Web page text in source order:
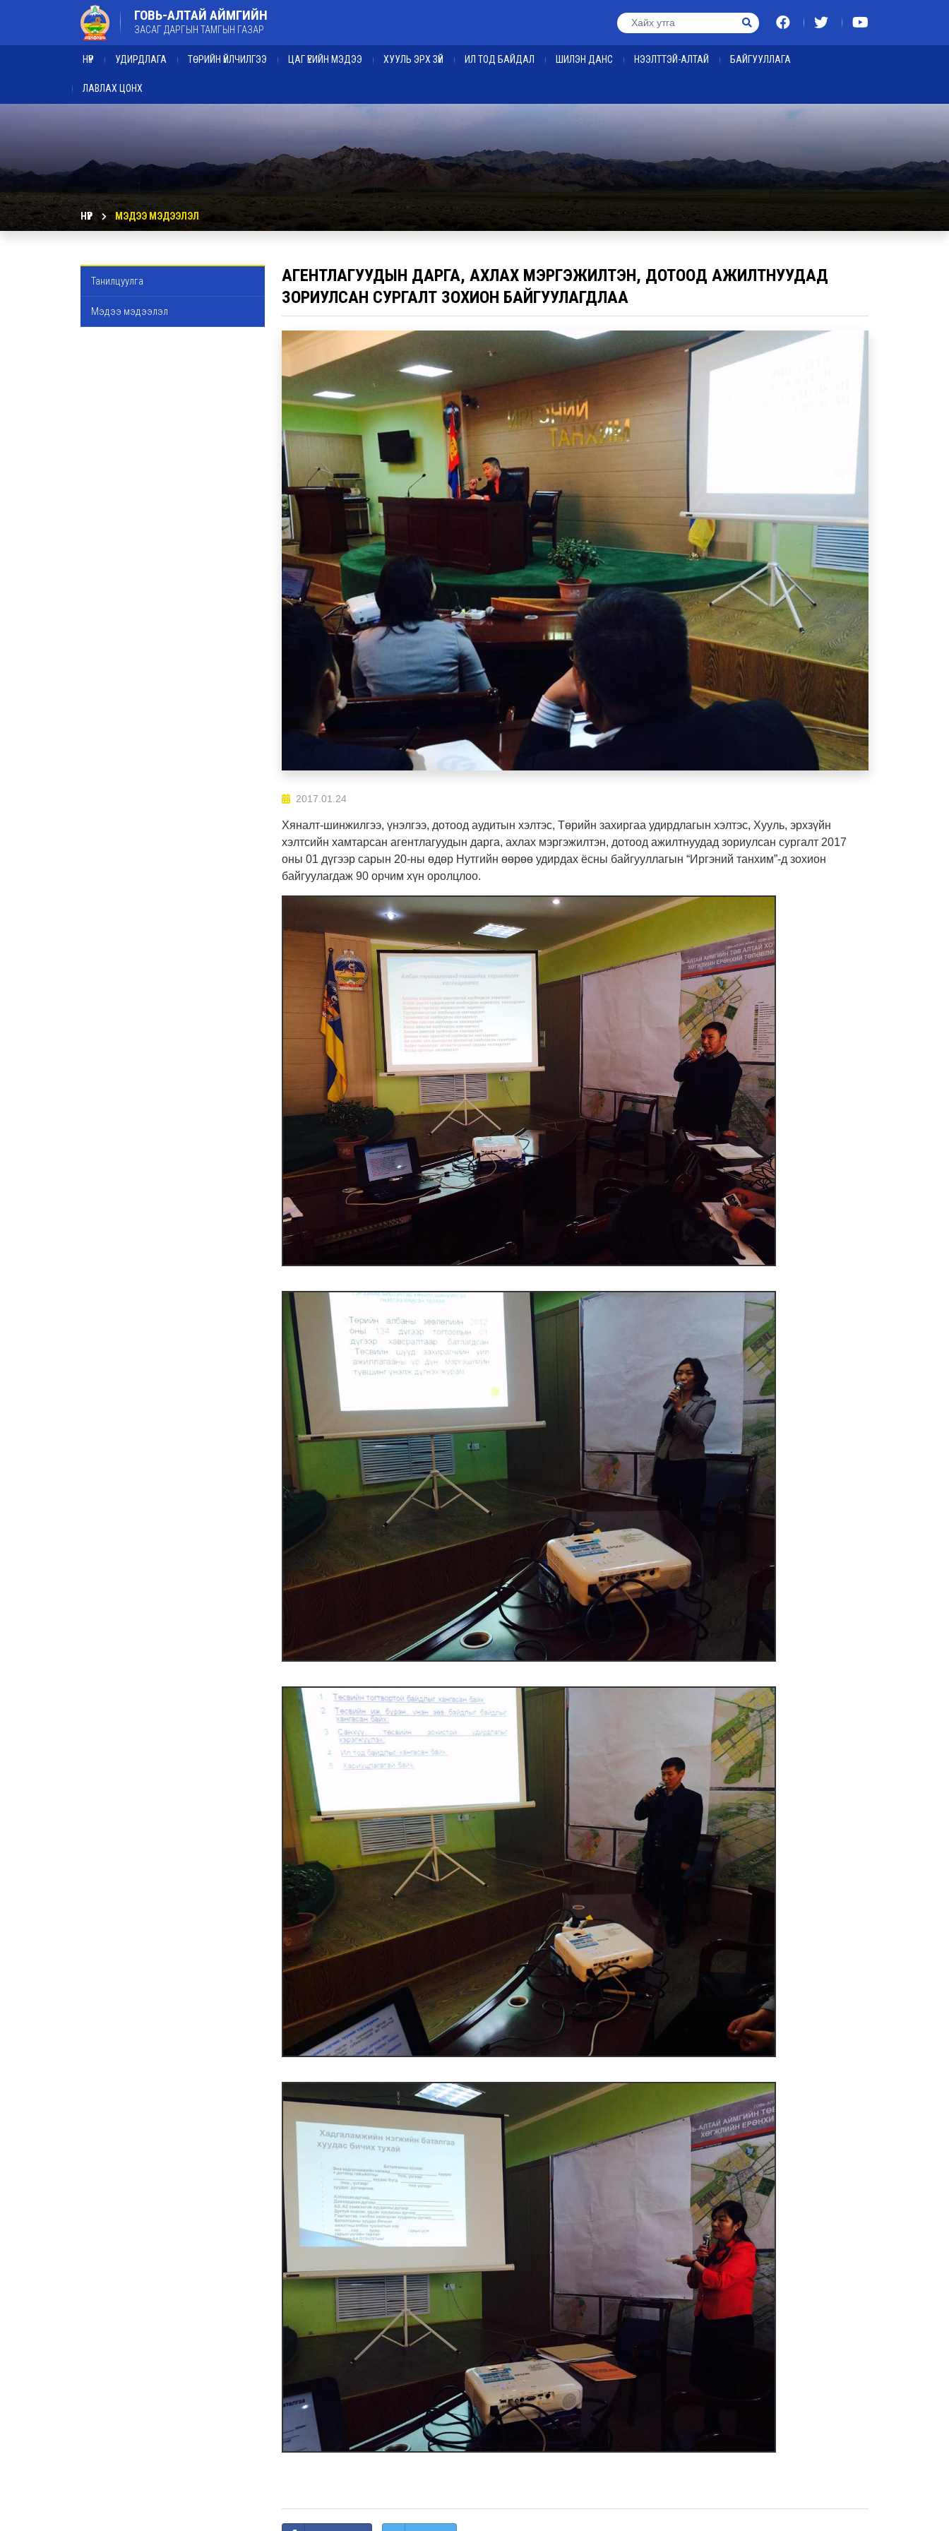
ГОВЬ-АЛТАЙ АЙМГИЙН
ЗАСАГ ДАРГЫН ТАМГЫН ГАЗАР
НҮҮР УДИРДЛАГА ТӨРИЙН ҮЙЛЧИЛГЭЭ ЦАГ ҮЕИЙН МЭДЭЭ ХУУЛЬ ЭРХ ЗҮЙ ИЛ ТОД БАЙДАЛ ШИЛЭН ДАНС НЭЭЛТТЭЙ-АЛТАЙ БАЙГУУЛЛАГА
ЛАВЛАХ ЦОНХ
НҮҮР МЭДЭЭ МЭДЭЭЛЭЛ
Танилцуулга
Мэдээ мэдээлэл
АГЕНТЛАГУУДЫН ДАРГА, АХЛАХ МЭРГЭЖИЛТЭН, ДОТООД АЖИЛТНУУДАД
ЗОРИУЛСАН СУРГАЛТ ЗОХИОН БАЙГУУЛАГДЛАА
2017.01.24
Хяналт-шинжилгээ, үнэлгээ, дотоод аудитын хэлтэс, Төрийн захиргаа удирдлагын хэлтэс, Хууль, эрхзүйн
хэлтсийн хамтарсан агентлагуудын дарга, ахлах мэргэжилтэн, дотоод ажилтнуудад зориулсан сургалт 2017
оны 01 дүгээр сарын 20-ны өдөр Нутгийн өөрөө удирдах ёсны байгууллагын “Иргэний танхим”-д зохион
байгуулагдаж 90 орчим хүн оролцлоо.